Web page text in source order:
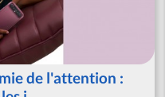
de l'attention :